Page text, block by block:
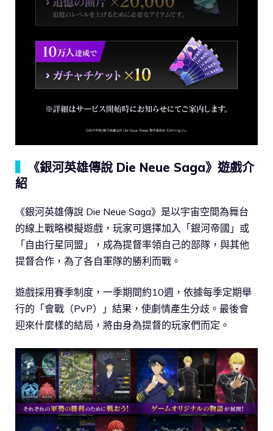
《銀河英雄傳說 Die Neue Saga》遊戲介
紹
《銀河英雄傳說 Die Neue Saga》是以宇宙空間為舞台
的線上戰略模擬遊戲，玩家可選擇加入「銀河帝國」或
「自由行星同盟」，成為提督率領自己的部隊，與其他
提督合作，為了各自軍隊的勝利而戰。
遊戲採用賽季制度，一季期間約10週，依據每季定期舉
行的「會戰（PvP）」結果，使劇情產生分歧。最後會
迎來什麼樣的結局，將由身為提督的玩家們而定。